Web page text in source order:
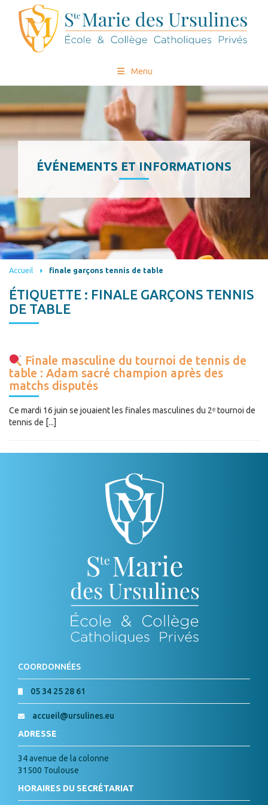
Menu
ÉVÉNEMENTS ET INFORMATIONS
Accueil finale garçons tennis de table
ÉTIQUETTE : FINALE GARÇONS TENNIS
DE TABLE
Finale masculine du tournoi de tennis de
table : Adam sacré champion après des
matchs disputés
Ce mardi 16 juin se jouaient les finales masculines du 2ᵉ tournoi de
tennis de [...]
COORDONNÉES
05 34 25 28 61
accueil@ursulines.eu
ADRESSE
34 avenue de la colonne
31500 Toulouse
HORAIRES DU SECRÉTARIAT